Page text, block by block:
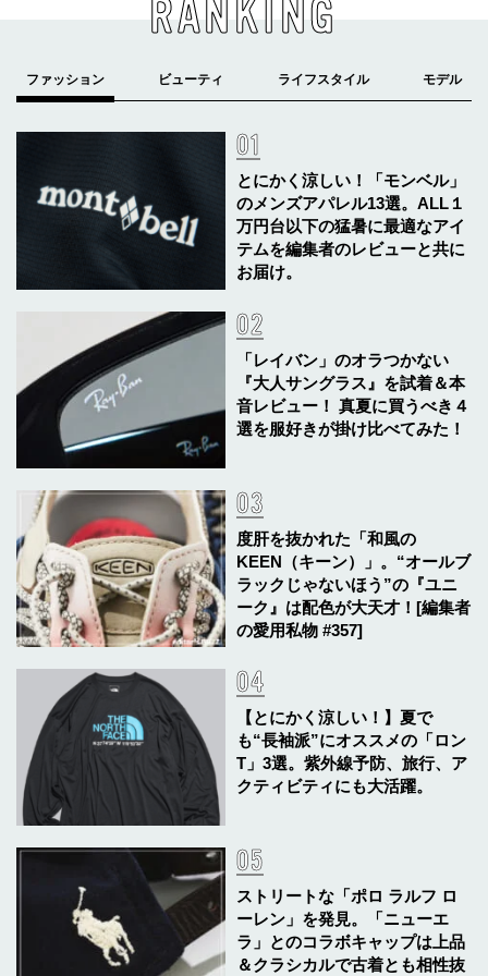
RANKING
とにかく涼しい！「モンベル」
のメンズアパレル13選。ALL１
万円台以下の猛暑に最適なアイ
テムを編集者のレビューと共に
お届け。
「レイバン」のオラつかない
『大人サングラス』を試着＆本
音レビュー！ 真夏に買うべき４
選を服好きが掛け比べてみた！
度肝を抜かれた「和風の
KEEN（キーン）」。“オールブ
ラックじゃないほう”の『ユニ
ーク』は配色が大天才！[編集者
の愛用私物 #357]
【とにかく涼しい！】夏で
も“長袖派”にオススメの「ロン
T」3選。紫外線予防、旅行、ア
クティビティにも大活躍。
ストリートな「ポロ ラルフ ロ
ーレン」を発見。「ニューエ
ラ」とのコラボキャップは上品
＆クラシカルで古着とも相性抜